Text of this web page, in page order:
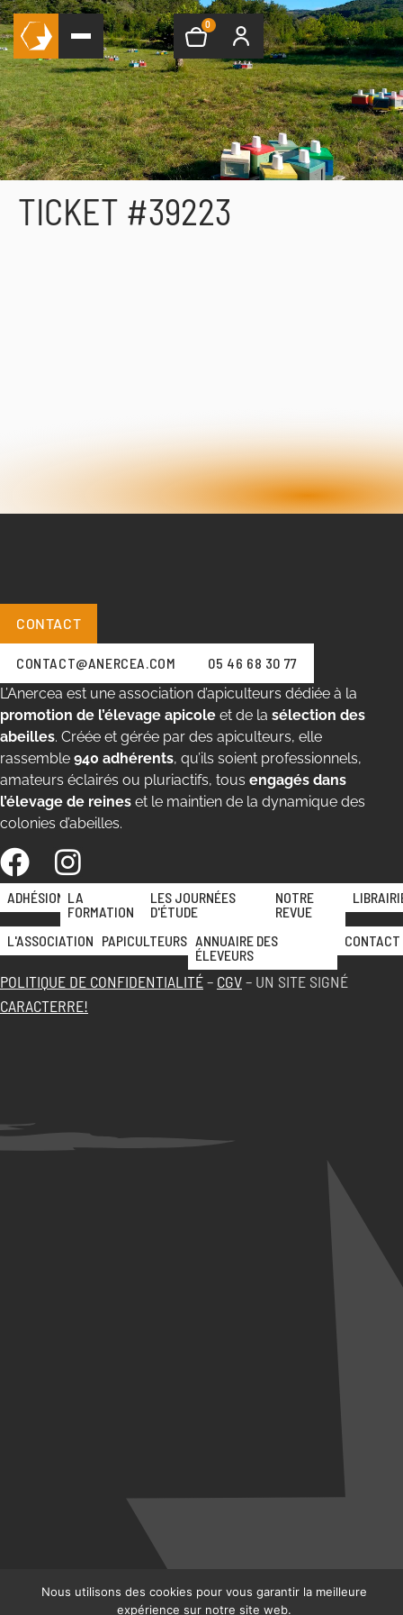
0
TICKET #39223
CONTACT
CONTACT@ANERCEA.COM
05 46 68 30 77
L’Anercea est une association d’apiculteurs dédiée à la
promotion de l’élevage apicole et de la sélection des
abeilles. Créée et gérée par des apiculteurs, elle
rassemble 940 adhérents, qu’ils soient professionnels,
amateurs éclairés ou pluriactifs, tous engagés dans
l’élevage de reines et le maintien de la dynamique des
colonies d’abeilles.
ADHÉSION LA
FORMATION
LES JOURNÉES
D'ÉTUDE
NOTRE
REVUE
L'ASSOCIATION PAPICULTEURS ANNUAIRE DES
ÉLEVEURS
CONTACT
POLITIQUE DE CONFIDENTIALITÉ– CGV– UN SITE SIGNÉ
CARACTERRE!
Nous utilisons des cookies pour vous garantir la meilleure
expérience sur notre site web.